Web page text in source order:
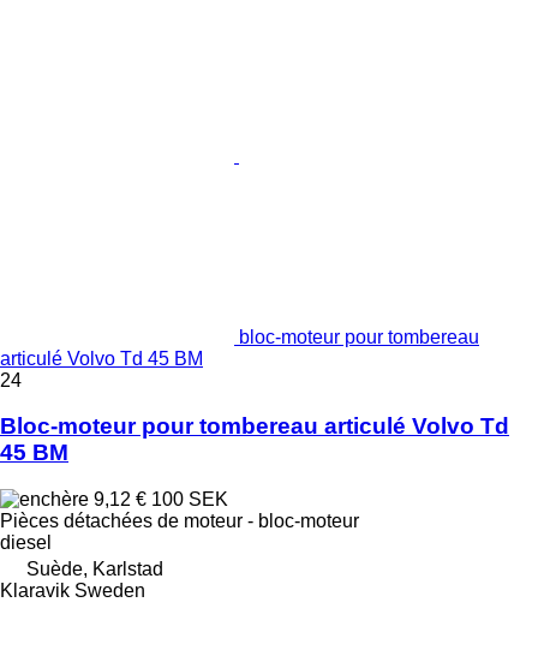
bloc-moteur pour tombereau
articulé Volvo Td 45 BM
24
Bloc-moteur pour tombereau articulé Volvo Td
45 BM
9,12 € 100 SEK
Pièces détachées de moteur - bloc-moteur
diesel
Suède, Karlstad
Klaravik Sweden